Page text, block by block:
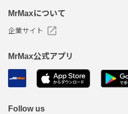
MrMaxについて
企業サイト
MrMax公式アプリ
Follow us